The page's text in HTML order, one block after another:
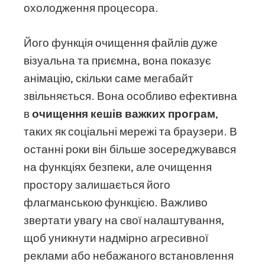
охолодження процесора.
Його функція очищення файлів дуже
візуальна та приємна, вона показує
анімацію, скільки саме мегабайт
звільняється. Вона особливо ефективна
вочищення кешів важких програм,
таких як соціальні мережі та браузери. В
останні роки він більше зосереджувався
на функціях безпеки, але очищення
простору залишається його
флагманською функцією. Важливо
звертати увагу на свої налаштування,
щоб уникнути надмірно агресивної
реклами або небажаного встановлення